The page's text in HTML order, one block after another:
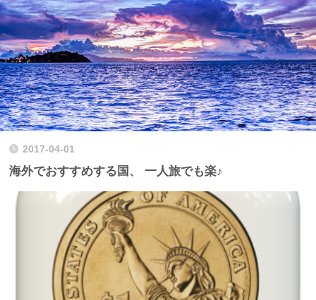
2017-04-01
海外でおすすめする国、 一人旅でも楽♪